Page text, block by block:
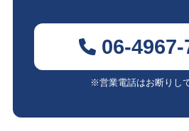
06-4967-
※営業電話はお断りし